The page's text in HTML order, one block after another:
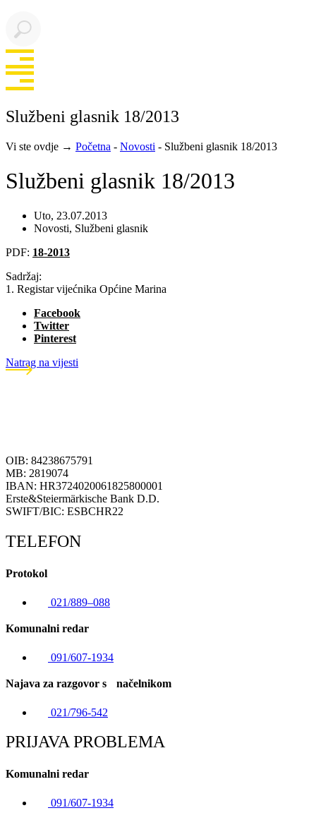
Službeni glasnik 18/2013
Vi ste ovdje → Početna - Novosti - Službeni glasnik 18/2013
Službeni glasnik 18/2013
Uto, 23.07.2013
Novosti, Službeni glasnik
PDF: 18-2013
Sadržaj:
1. Registar vijećnika Općine Marina
Facebook
Twitter
Pinterest
Natrag na vijesti
OIB: 84238675791
MB: 2819074
IBAN: HR3724020061825800001
Erste&Steiermärkische Bank D.D.
SWIFT/BIC: ESBCHR22
TELEFON
Protokol
021/889–088
Komunalni redar
091/607-1934
Najava za razgovor s načelnikom
021/796-542
PRIJAVA PROBLEMA
Komunalni redar
091/607-1934